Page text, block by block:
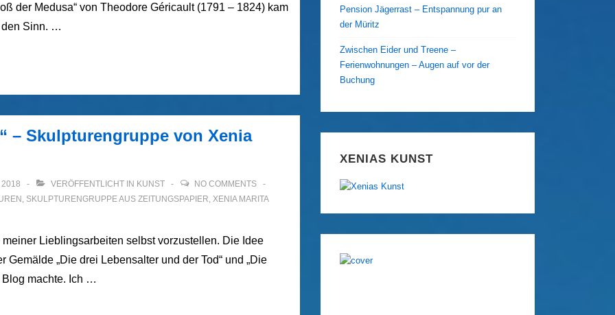
der Medusa“ von Theodore Géricault (1791 – 1824) kam
den Sinn. …
– Skulpturengruppe von Xenia
2018 VERÖFFENTLICHT IN KUNST
NO COMMENTS
SKULPTURENGRUPPE AUS ZEITUNGSPAPIER XENIA MARITA
Lieblingsarbeiten selbst vorzustellen. Die Idee
„Die drei Lebensalter und der Tod“ und „Die
Blog machte. Ich …
Pension Jägerrast – Entspannung pur an
der Müritz
Zwischen Eider und Treene –
Ferienwohnungen – Augen auf vor der
Buchung
XENIAS KUNST